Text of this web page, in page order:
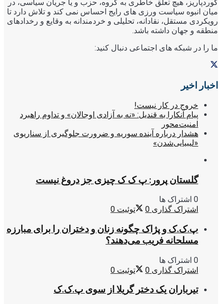
کوردپاریز، هیچ تعلق خاطری به گروه، حزب و یا جریان سیاسی، در
میان انبوه سیاست ورزی های رایج احساس نمی کند و تلاش دارد تا
رویکردی مستقل، نقادانه، تحلیلی و خردمندانه به وقایع و رخدادهای
منطقه و جهان داشته باشد.
ما را در شبکه های اجتماعی دنبال کنید:
اخبار اخیر
خروج در کار نیست!
پیام آنکارا به قندیل: «نه به آزادی اوجالان» و تداوم راهبرد
امنیت‌محور
هشدار درباره آینده سوریه و ضرورت جلوگیری از سناریوی
«لیبیایی‌شدن»
گلستان پرور: پ ک ک چیزی جز دروغ نیست
0 اشتراک ها
اشتراک گذاری 0 توئیت 0
پ.ک.ک و پژاک چگونه زنان و دختران را برای مبارزه
مسلحانه فریب می‌دهند؟
0 اشتراک ها
اشتراک گذاری 0 توئیت 0
تیرباران یک دختر گریلا از سوی پ.ک.ک